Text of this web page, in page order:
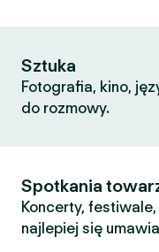
Sztuka
Fotografia, kino,
do rozmowy.
Spotkania
Koncerty,
najlepiej się